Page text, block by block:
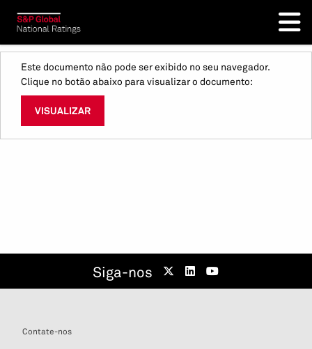
Este documento não pode ser exibido no seu navegador.
Clique no botão abaixo para visualizar o documento:
VISUALIZAR
Siga-nos
Contate-nos